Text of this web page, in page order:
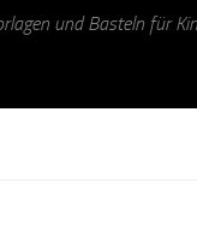
und Basteln für